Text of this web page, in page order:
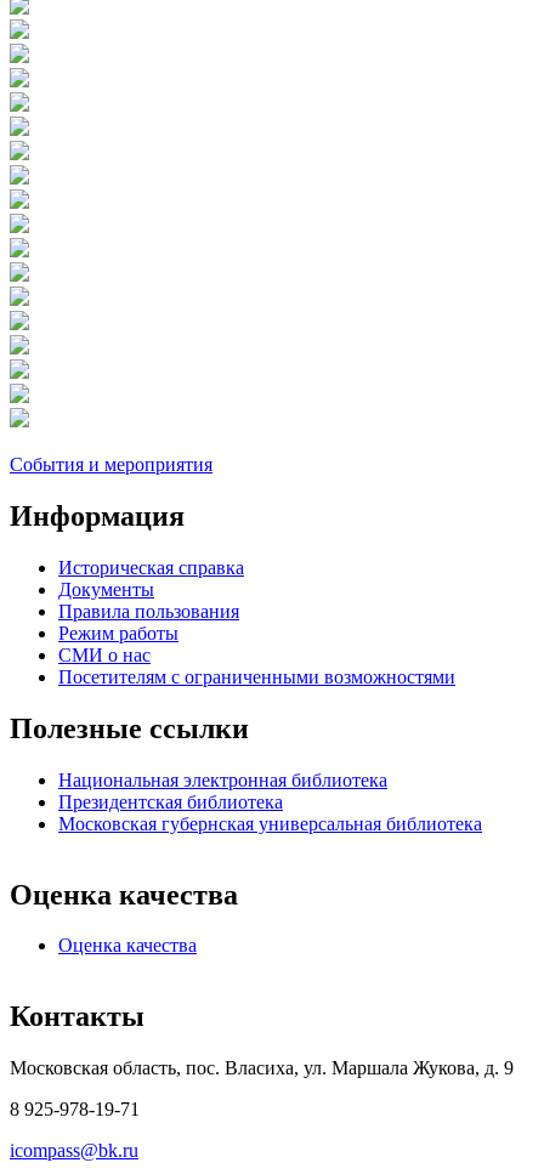
События и мероприятия
Информация
Историческая справка
Документы
Правила пользования
Режим работы
СМИ о нас
Посетителям с ограниченными возможностями
Полезные ссылки
Национальная электронная библиотека
Президентская библиотека
Московская губернская универсальная библиотека
Оценка качества
Оценка качества
Контакты
Московская область, пос. Власиха, ул. Маршала Жукова, д. 9
8 925-978-19-71
icompass@bk.ru